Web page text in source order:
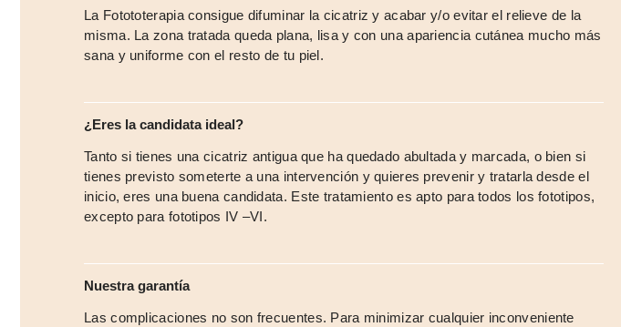
La Fotototerapia consigue difuminar la cicatriz y acabar y/o evitar el relieve de la
misma. La zona tratada queda plana, lisa y con una apariencia cutánea mucho más
sana y uniforme con el resto de tu piel.
¿Eres la candidata ideal?
Tanto si tienes una cicatriz antigua que ha quedado abultada y marcada, o bien si
tienes previsto someterte a una intervención y quieres prevenir y tratarla desde el
inicio, eres una buena candidata. Este tratamiento es apto para todos los fototipos,
excepto para fototipos IV –VI.
Nuestra garantía
Las complicaciones no son frecuentes. Para minimizar cualquier inconveniente